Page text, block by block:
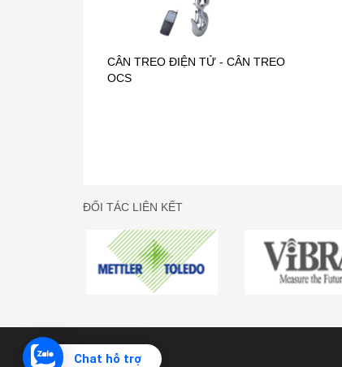
CÂN TREO METTLER - TOLEDO
ĐỐI TÁC LIÊN KẾT
Chat hỗ trợ